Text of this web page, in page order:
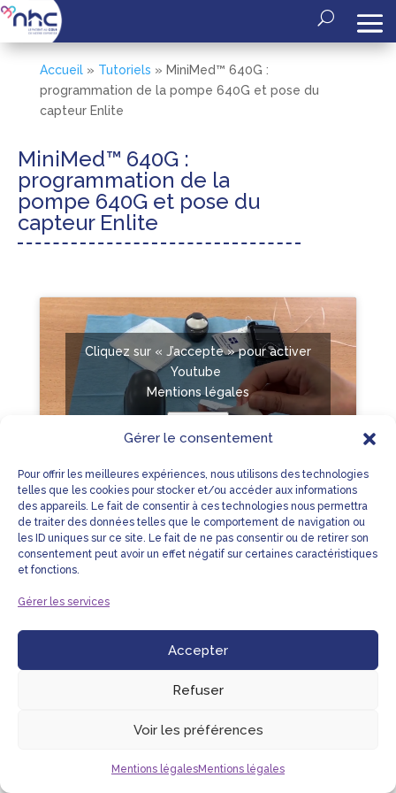
Gérer le consentement
Pour offrir les meilleures expériences, nous utilisons des technologies
telles que les cookies pour stocker et/ou accéder aux informations
des appareils. Le fait de consentir à ces technologies nous permettra
de traiter des données telles que le comportement de navigation ou
les ID uniques sur ce site. Le fait de ne pas consentir ou de retirer son
consentement peut avoir un effet négatif sur certaines caractéristiques
et fonctions.
Gérer les services
Accepter
Refuser
Voir les préférences
Mentions légalesMentions légales
Accueil» Tutoriels » MiniMed™ 640G :
programmation de la pompe 640G et pose du
capteur Enlite
MiniMed™ 640G :
programmation de la
pompe 640G et pose du
capteur Enlite
Cliquez sur « J’accepte » pour activer
Youtube
Mentions légales
LIENS UTILES MENTIONS LÉGALES
PLAN DU SITE